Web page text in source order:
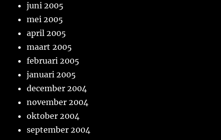
juni 2005
mei 2005
april 2005
maart 2005
februari 2005
januari 2005
december 2004
november 2004
oktober 2004
september 2004